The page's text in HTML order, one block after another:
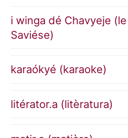
i winga dé Chavyeje
Saviése)
karaókyé (karaoke)
litérator.a (litèratura)